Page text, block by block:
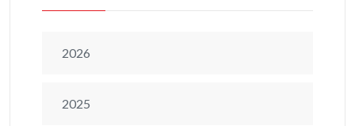
2026
2025